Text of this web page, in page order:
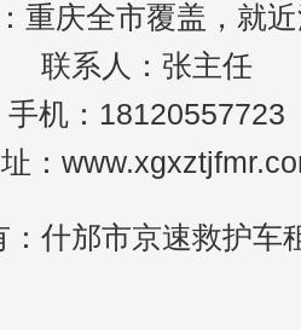
重庆全市覆盖，就
联系人：张主任
手机：18120557723
：
：什邡市京速救护车